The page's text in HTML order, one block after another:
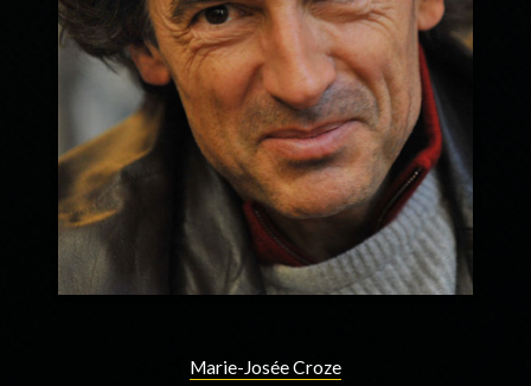
Marie-Josée Croze